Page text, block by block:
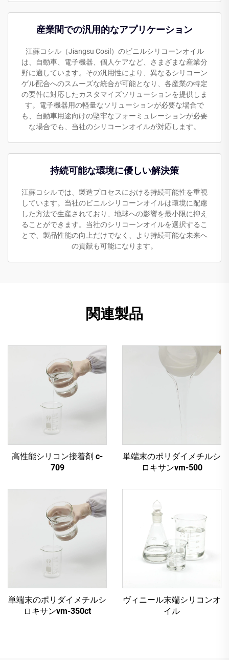
産業間での汎用的なアプリケーション
江蘇コシル（Jiangsu Cosil）のビニルシリコーンオイル
は、自動車、電子機器、個人ケアなど、さまざまな産業分
野に適しています。その汎用性により、異なるシリコーン
ゲル配合へのスムーズな統合が可能となり、各産業の特定
の要件に対応したカスタマイズソリューションを提供しま
す。電子機器用の軽量なソリューションが必要な場合で
も、自動車用途向けの堅牢なフォーミュレーションが必要
な場合でも、当社のシリコーンオイルが対応します。
持続可能な環境に優しい解決策
江蘇コシルでは、製造プロセスにおける持続可能性を重視
しています。当社のビニルシリコーンオイルは環境に配慮
した方法で生産されており、地球への影響を最小限に抑え
ることができます。当社のシリコーンオイルを選択するこ
とで、製品性能の向上だけでなく、より持続可能な未来へ
の貢献も可能になります。
関連製品
高性能シリコン接着剤 c-
709
単端末のポリダイメチルシ
ロキサンvm-500
単端末のポリダイメチルシ
ロキサンvm-350ct
ヴィニール末端シリコンオ
イル